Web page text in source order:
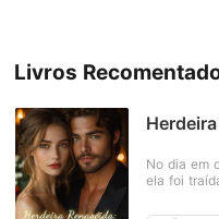
Livros
No dia em
ela foi
terminado